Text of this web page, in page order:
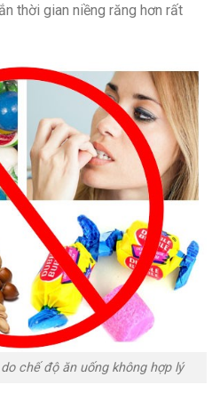
thời gian niềng răng hơn rất
chế độ ăn uống không hợp lý